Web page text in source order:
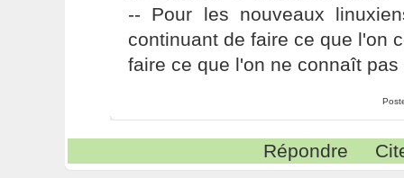
-- Pour les nouveaux
continuant de faire ce que l'on
faire ce que l'on ne connaît pas
Répondre